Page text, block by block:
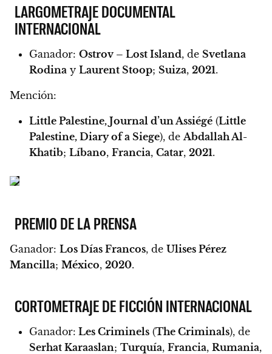
LARGOMETRAJE DOCUMENTAL
INTERNACIONAL
Ganador: Ostrov – Lost Island, de Svetlana
Rodina y Laurent Stoop; Suiza, 2021.
Mención:
Little Palestine, Journal d’un Assiégé (Little
Palestine, Diary of a Siege), de Abdallah Al-
Khatib; Líbano, Francia, Catar, 2021.
PREMIO DE LA PRENSA
Ganador: Los Días Francos, de Ulises Pérez
Mancilla; México, 2020.
CORTOMETRAJE DE FICCIÓN INTERNACIONAL
Ganador: Les Criminels (The Criminals), de
Serhat Karaaslan; Turquía, Francia, Rumania,